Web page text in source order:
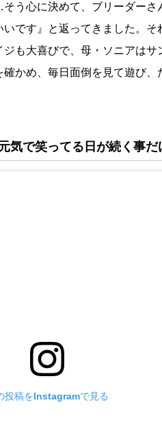
う心に決めて、ブリーダーさ
です』と返ってきました。
も大喜びで、母・ソニアはサ
かめ、毎日面倒を見て遊び
で笑ってる日が続く事だ
投稿をInstagramで見る